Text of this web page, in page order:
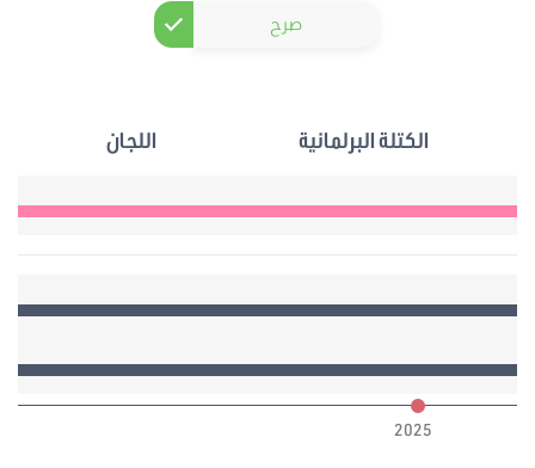
صرح
الكتلة البرلمانية اللجان
2025